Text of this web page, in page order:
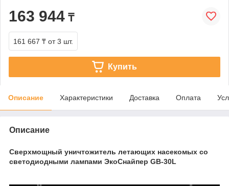
163 944 ₸
161 667 ₸ от 3 шт.
Купить
Описание Характеристики Доставка Оплата
Описание
Сверхмощный уничтожитель летающих насекомых со
светодиодными лампами ЭкоСнайпер GB-30L